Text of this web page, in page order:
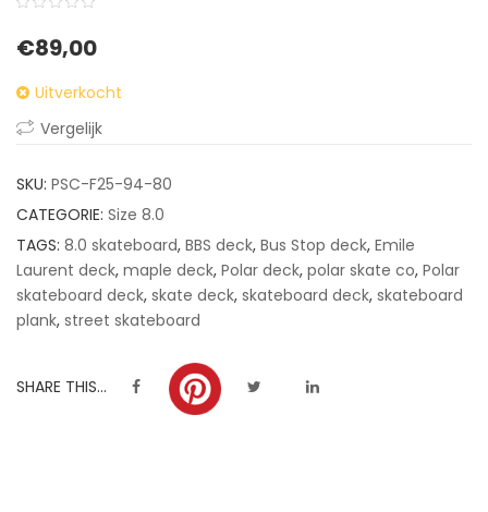
out
on
ratings
€89,00
Uitverkocht
Vergelijk
SKU: PSC-F25-94-80
CATEGORIE: Size 8.0
TAGS: 8.0 skateboard, BBS deck, Bus Stop deck, Emile
Laurent deck, maple deck, Polar deck, polar skate co, Polar
skateboard deck, skate deck, skateboard deck, skateboard
plank, street skateboard
SHARE THIS...